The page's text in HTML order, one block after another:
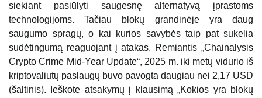
siekiant pasiūlyti saugesnę alternatyvą įprastoms
technologijoms. Tačiau blokų grandinėje yra daug
saugumo spragų, o kai kurios savybės taip pat sukelia
sudėtingumą reaguojant į atakas. Remiantis „Chainalysis
Crypto Crime Mid-Year Update“, 2025 m. iki metų vidurio iš
kriptovaliutų paslaugų buvo pavogta daugiau nei 2,17 USD
(šaltinis). Ieškote atsakymų į klausimą „Kokios yra blokų